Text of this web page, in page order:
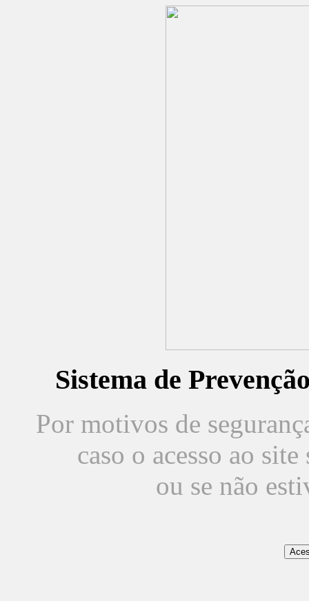
Sistema de
Por motivos de
caso o acesso ao
ou se não